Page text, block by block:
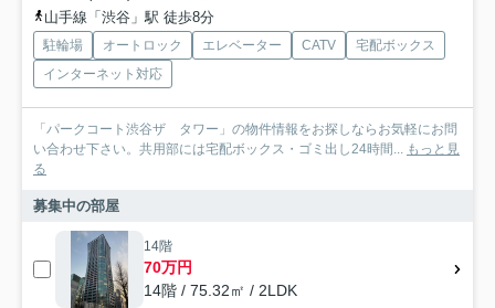
山手線「渋谷」駅 徒歩8分
駐輪場 オートロック エレベーター CATV
宅配ボックス
インターネット対応
「パークコート渋谷ザ タワー」の物件情報をお探しならお気軽にお問
い合わせ下さい。共用部には宅配ボックス・ゴミ出し24時間... もっと見
る
募集中の部屋
14階
70万円
14階 / 75.32㎡ / 2LDK